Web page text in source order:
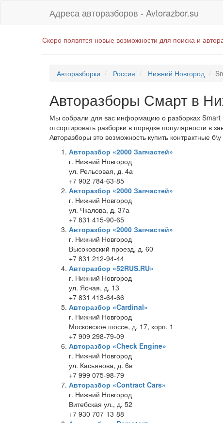
Адреса авторазборов - Avtorazbor.su
Скоро появятся новые возможности для поиска и
Авторазборки Россия Нижний Новгород
Авторазборы Смарт в
Мы собрали для вас информацию о разборках Smart
отсортировать разборки в порядке популярности в
Авторазборы это возможность купить контрактные
Авторазбор «2000 Запчастей»
г. Нижний Новгород
ул. Рельсовая, д. 4а
+7 902 784-63-85
Авторазбор «2000 Запчастей»
г. Нижний Новгород
ул. Чкалова, д. 37а
+7 831 415-90-65
Авторазбор «2000 Запчастей»
г. Нижний Новгород
Высоковский проезд, д. 60
+7 831 212-94-44
Авторазбор «52RUS.RU»
г. Нижний Новгород
ул. Ясная, д. 13
+7 831 413-64-66
Авторазбор «Cardinal»
г. Нижний Новгород
Московское шоссе, д. 17, корп. 1
+7 909 298-79-09
Авторазбор «Check Engine»
г. Нижний Новгород
ул. Касьянова, д. 6в
+7 999 075-98-79
Авторазбор «Contract Cars»
г. Нижний Новгород
Витебская ул., д. 52
+7 930 707-13-88